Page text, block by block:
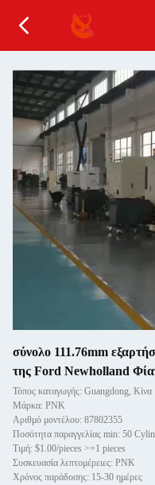
σύνολο 111.76mm
της Ford Newholland
Τόπος καταγωγής: Guangdong, Κίνα
Μάρκα: PNK
Αριθμό μοντέλου: 87802355
Ποσότητα παραγγελίας min: 50
Τιμή: $1.00/pieces >=1 pieces
Συσκευασία λεπτομέρειες: PNK
Χρόνος παράδοσης: 15-30 ημέρες